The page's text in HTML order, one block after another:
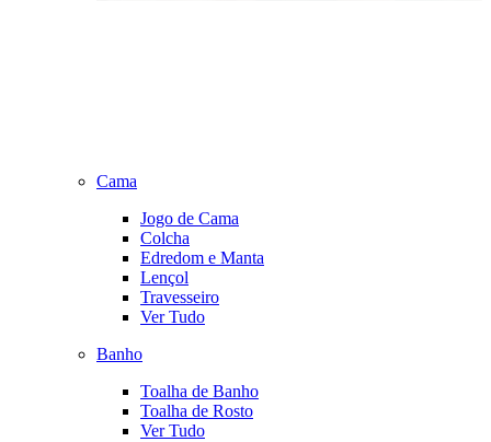
Cama
Jogo de Cama
Colcha
Edredom e Manta
Lençol
Travesseiro
Ver Tudo
Banho
Toalha de Banho
Toalha de Rosto
Ver Tudo